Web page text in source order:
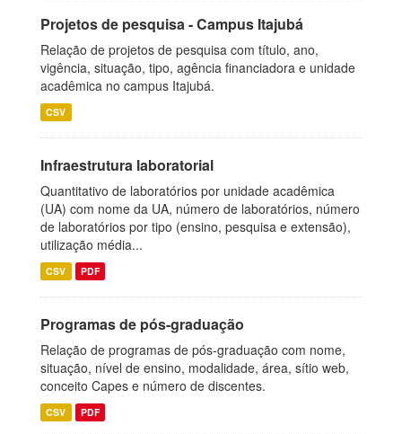
Projetos de pesquisa - Campus Itajubá
Relação de projetos de pesquisa com título, ano,
vigência, situação, tipo, agência financiadora e unidade
acadêmica no campus Itajubá.
CSV
Infraestrutura laboratorial
Quantitativo de laboratórios por unidade acadêmica
(UA) com nome da UA, número de laboratórios, número
de laboratórios por tipo (ensino, pesquisa e extensão),
utilização média...
CSV PDF
Programas de pós-graduação
Relação de programas de pós-graduação com nome,
situação, nível de ensino, modalidade, área, sítio web,
conceito Capes e número de discentes.
CSV PDF